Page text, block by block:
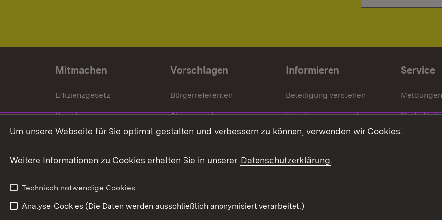
Mitmachen
Effizienzgesetz
Dienst- und
Versorgungsbezüge
Weitere
Vorschlagen
Bürgerreferenten
Abgeordnete
Bürgerbeauftragte
Informieren
Beteiligung verstehen
Beteiligung anwenden
Beteiligung stärken
Service
Meldungen
Mediathek
Um unsere Webseite für Sie optimal gestalten und verbessern zu können, verwenden wir Cookies.
Weitere Informationen zu Cookies erhalten Sie in unserer Datenschutzerklärung.
Technisch notwendige Cookies
Analyse-Cookies (Die Daten werden ausschließlich anonymisiert verarbeitet.)